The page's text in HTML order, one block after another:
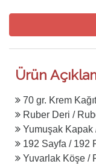
Ürün
70 gr. Krem
Ruber Deri /
Yumuşak Kapak
192 Sayfa / 192
Yuvarlak Köşe /